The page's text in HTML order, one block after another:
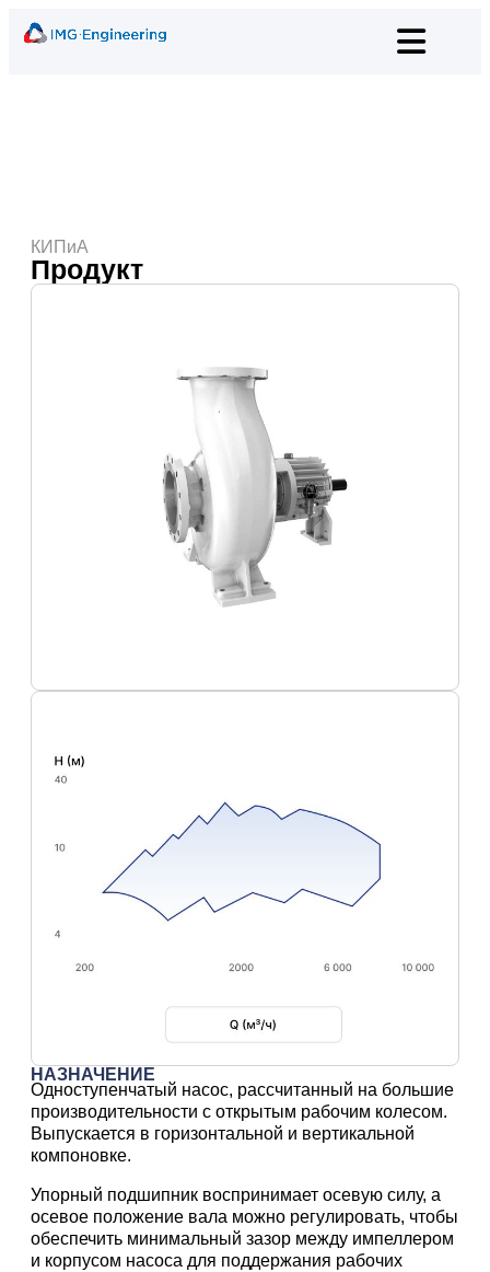
НАЗНАЧЕНИЕ
Одноступенчатый насос, рассчитанный на большие
производительности с открытым рабочим колесом.
Выпускается в горизонтальной и вертикальной
компоновке.
Упорный подшипник воспринимает осевую силу, а
осевое положение вала можно регулировать, чтобы
обеспечить минимальный зазор между импеллером
и корпусом насоса для поддержания рабочих
КИПиА
Продукт